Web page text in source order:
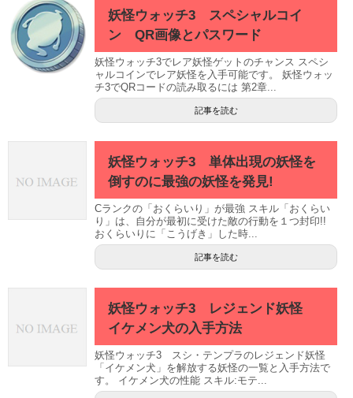
妖怪ウォッチ3 スペシャルコイ
ン QR画像とパスワード
妖怪ウォッチ3でレア妖怪ゲットのチャンス スペシ
ャルコインでレア妖怪を入手可能です。 妖怪ウォッ
チ3でQRコードの読み取るには 第2章...
記事を読む
妖怪ウォッチ3 単体出現の妖怪を
倒すのに最強の妖怪を発見!
Cランクの「おくらいり」が最強 スキル「おくらい
り」は、自分が最初に受けた敵の行動を１つ封印!!
おくらいりに「こうげき」した時...
記事を読む
妖怪ウォッチ3 レジェンド妖怪
イケメン犬の入手方法
妖怪ウォッチ3 スシ・テンプラのレジェンド妖怪
「イケメン犬」を解放する妖怪の一覧と入手方法で
す。 イケメン犬の性能 スキル:モテ...